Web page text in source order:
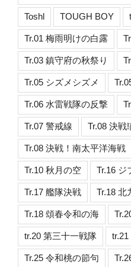
Toshl TOUGH BOY
Tr.01 梅雨明けの白露
Tr.03 鎮守府の秋祭り
Tr.05 シズメシズメ
Tr.06 水雷戦隊の反撃
Tr.07 警戒線 Tr.08 決戦
Tr.08 決戦！南太平洋海戦
Tr.10 秋月の空 Tr.16 ジ
Tr.17 艦隊決戦 Tr.18 北
Tr.18 頌春令和の海
tr.20 第三十一戦隊
Tr.25 令和桃の節句